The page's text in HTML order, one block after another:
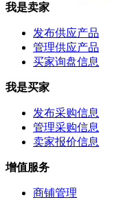
我是卖家
发布供应产品
管理供应产品
买家询盘信息
我是买家
发布采购信息
管理采购信息
卖家报价信息
增值服务
商铺管理